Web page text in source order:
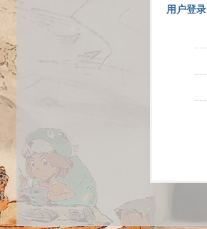
用户登录